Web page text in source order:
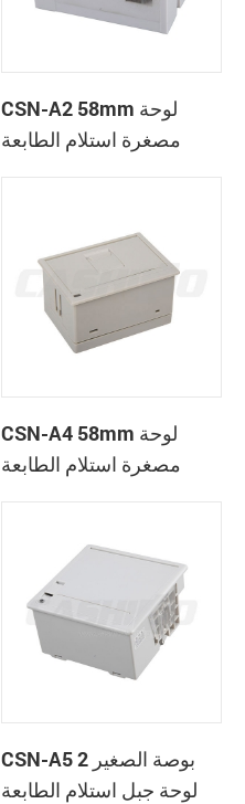
CSN-A2 58mm لوحة
مصغرة استلام الطابعة
CSN-A4 58mm لوحة
مصغرة استلام الطابعة
CSN-A5 2 بوصة الصغير
لوحة جبل استلام الطابعة